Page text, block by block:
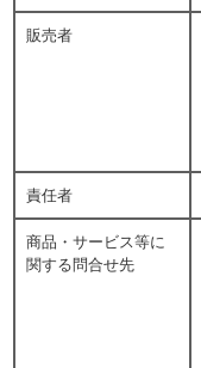
販売者
責任者
商品・サービス等に
関する問合せ先